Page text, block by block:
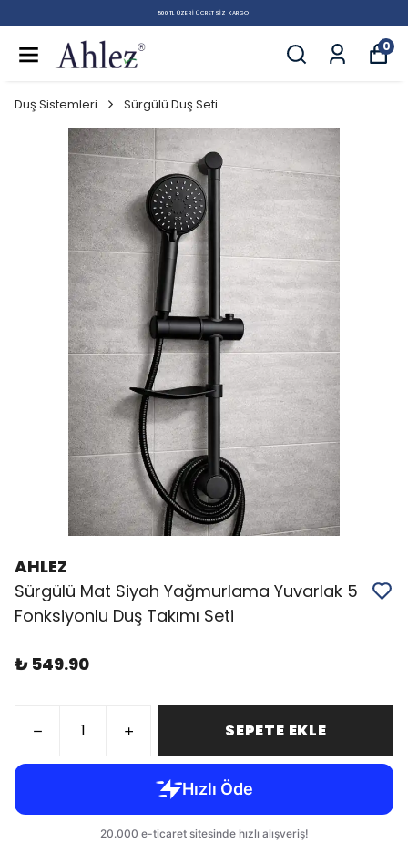
500 TL ÜZERI ÜCRETSIZ KARGO
0
Duş Sistemleri Sürgülü Duş Seti
AHLEZ
Sürgülü Mat Siyah Yağmurlama Yuvarlak 5
Fonksiyonlu Duş Takımı Seti
₺ 549.90
SEPETE EKLE